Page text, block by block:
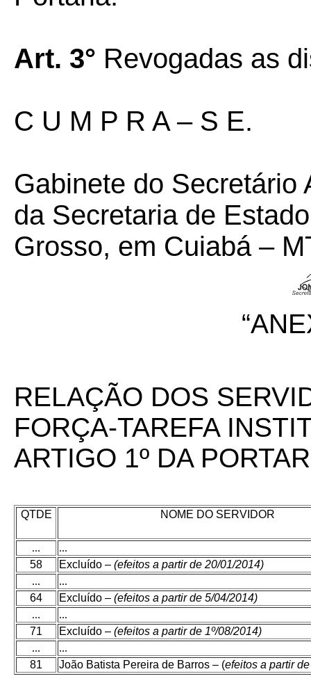
Art. 3° Revogadas as
C U M P R A – S E.
Gabinete do Secretário
da Secretaria de
Grosso, em Cuiabá –
RELAÇÃO DOS
FORÇA-TAREFA
ARTIGO 1º DA
QTDE NOME DO SERVIDOR
...
...
58
Excluído – (efeitos a partir de 20/01/2014)
...
...
64
Excluído – (efeitos a partir de 5/04/2014)
...
...
71
Excluído – (efeitos a partir de 1º/08/2014)
...
...
81
João Batista Pereira de Barros – (efeitos a partir